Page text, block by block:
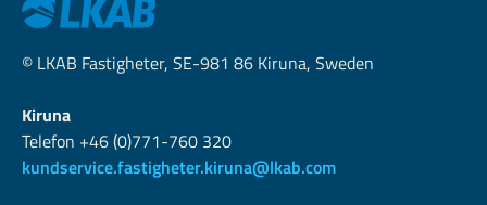
© LKAB Fastigheter, SE-981 86 Kiruna, Sweden
Kiruna
Telefon +46 (0)771-760 320
kundservice.fastigheter.kiruna@lkab.com